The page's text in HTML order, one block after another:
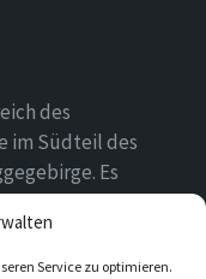
Service zu optimieren.
des
im Südteil des
Es
Kreis Höxter in